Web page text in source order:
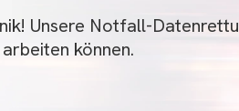
Unsere Notfall-
können.